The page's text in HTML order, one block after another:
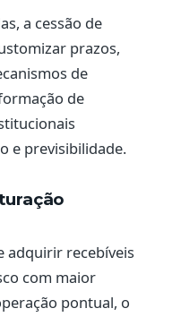
a cessão de
prazos,
de
de
e previsibilidade.
adquirir recebíveis
com maior
pontual, o